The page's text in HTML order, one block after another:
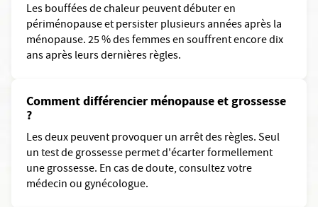
Les bouffées de chaleur peuvent débuter en
périménopause et persister plusieurs années après la
ménopause. 25 % des femmes en souffrent encore dix
ans après leurs dernières règles.
Comment différencier ménopause et grossesse
?
Les deux peuvent provoquer un arrêt des règles. Seul
un test de grossesse permet d'écarter formellement
une grossesse. En cas de doute, consultez votre
médecin ou gynécologue.